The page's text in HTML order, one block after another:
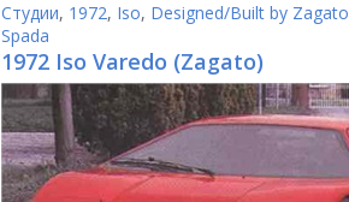
Студии, 1972, Iso, Designed/Built by Zagato
Spada
1972 Iso Varedo (Zagato)